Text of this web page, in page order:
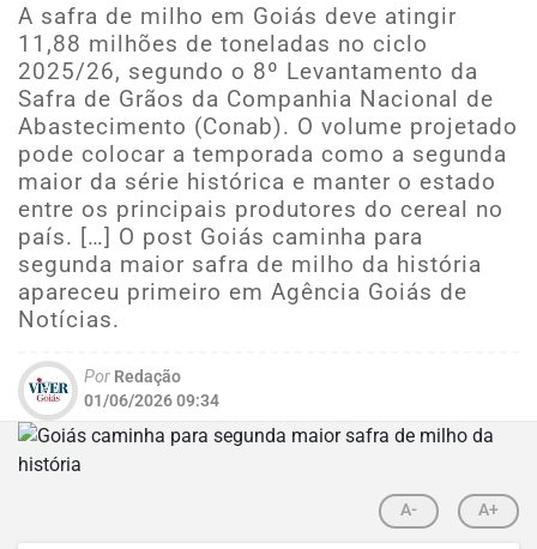
A safra de milho em Goiás deve atingir
11,88 milhões de toneladas no ciclo
2025/26, segundo o 8º Levantamento da
Safra de Grãos da Companhia Nacional de
Abastecimento (Conab). O volume projetado
pode colocar a temporada como a segunda
maior da série histórica e manter o estado
entre os principais produtores do cereal no
país. […] O post Goiás caminha para
segunda maior safra de milho da história
apareceu primeiro em Agência Goiás de
Notícias.
Por Redação
01/06/2026 09:34
A- A+